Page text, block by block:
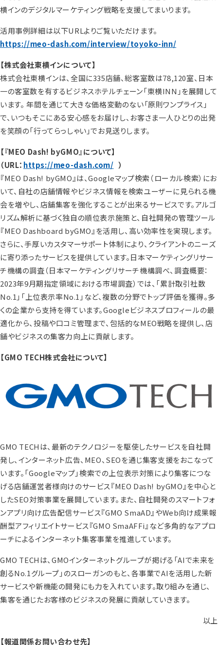
横インのデジタルマーケティング戦略を支援してまいります。
活用事例詳細は以下URLよりご覧いただけます。
https://meo-dash.com/interview/toyoko-inn/
【株式会社東横インについて】
株式会社東横インは、全国に335店舗、総客室数は78,120室、日本
一の客室数を有するビジネスホテルチェーン「東横INN」を展開して
います。 年間を通じて大きな価格変動のない「原則ワンプライス」
で、いつもそこにある安心感をお届けし、お客さま一人ひとりの出発
を笑顔の「行ってらっしゃい」でお見送りします。
【『MEO Dash! byGMO』について】
（URL： https://meo-dash.com/ ）
『MEO Dash! byGMO』は、Googleマップ検索（ローカル検索）にお
いて、⾃社の店舗情報やビジネス情報を検索ユーザーに⾒られる機
会を増やし、店舗集客を強化することが出来るサービスです。アルゴ
リズム解析に基づく独自の順位表示施策と、自社開発の管理ツール
『MEO Dashboard byGMO』を活用し、高い効率性を実現します。
さらに、手厚いカスタマーサポート体制により、クライアントのニーズ
に寄り添ったサービスを提供しています。日本マーケティングリサー
チ機構の調査（日本マーケティングリサーチ機構調べ、調査概要：
2023年9月期指定領域における市場調査）では、「累計取引社数
No.1」「上位表示率No.1」など、複数の分野でトップ評価を獲得。多
くの企業から支持を得ています。Googleビジネスプロフィールの最
適化から、投稿や口コミ管理まで、包括的なMEO戦略を提供し、店
舗やビジネスの集客力向上に貢献します。
【GMO TECH株式会社について】
GMO TECHは、最新のテクノロジーを駆使したサービスを自社開
発し、インターネット広告、MEO、SEOを通じ集客支援をおこなって
います。「Googleマップ」検索での上位表示対策により集客につな
げる店舗運営者様向けのサービス『MEO Dash! byGMO』を中心と
したSEO対策事業を展開しています。また、自社開発のスマートフォ
ンアプリ向け広告配信サービス『GMO SmaAD』やWeb向け成果報
酬型アフィリエイトサービス『GMO SmaAFFi』など多角的なアプロ
ーチによるインターネット集客事業を推進しています。
GMO TECHは、GMOインターネットグループが掲げる「AIで未来を
創るNo.1グループ」のスローガンのもと、各事業でAIを活用した新
サービスや新機能の開発にも力を入れています。取り組みを通じ、
集客を通じたお客様のビジネスの発展に貢献していきます。
以上
【報道関係お問い合わせ先】